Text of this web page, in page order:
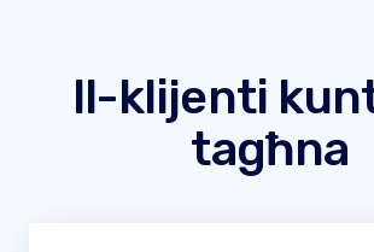
Il-klijenti
tagħna